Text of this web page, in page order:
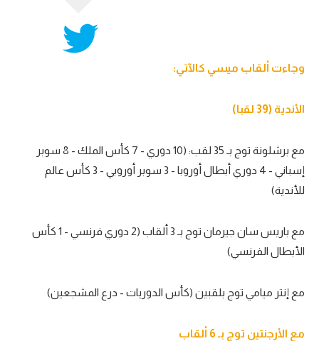
وجاءت ألقاب ميسي كالآتي:
الأندية (39 لقبا)
مع برشلونة توج بـ 35 لقب: (10 دوري - 7 كأس الملك - 8 سوبر
إسباني - 4 دوري أبطال أوروبا - 3 سوبر أوروبي - 3 كأس عالم
للأندية)
مع باريس سان جيرمان توج بـ 3 ألقاب (2 دوري فرنسي - 1 كأس
الأبطال الفرنسي)
مع إنتر ميامي توج بلقبين (كأس الدوريات - درع المشجعين)
مع الأرجنتين توج بـ 6 ألقاب